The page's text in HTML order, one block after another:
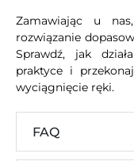
Zamawiając u
rozwiązanie
Sprawdź, jak
praktyce i
wyciągnięcie ręki.
FAQ